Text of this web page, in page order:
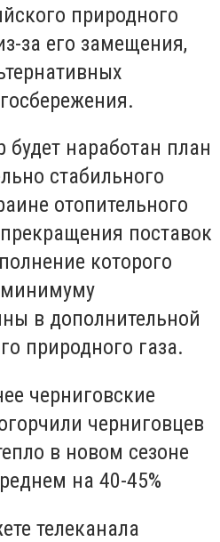
природного
за его замещения,
будет наработан план
стабильного
отопительного
поставок
которого
минимуму
в дополнительной
природного газа.
черниговские
черниговцев
в новом сезоне
на 40-45%
телеканала